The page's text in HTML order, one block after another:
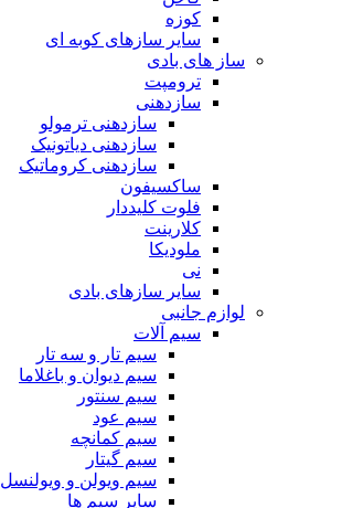
کوزه
سایر سازهای کوبه ای
ساز های بادی
ترومپت
سازدهنی
سازدهنی ترمولو
سازدهنی دیاتونیک
سازدهنی کروماتیک
ساکسیفون
فلوت کلیددار
کلارینت
ملودیکا
نی
سایر سازهای بادی
لوازم جانبی
سیم آلات
سیم تار و سه تار
سیم دیوان و باغلاما
سیم سنتور
سیم عود
سیم کمانچه
سیم گیتار
سیم ویولن و ویولنسل
سایر سیم ها